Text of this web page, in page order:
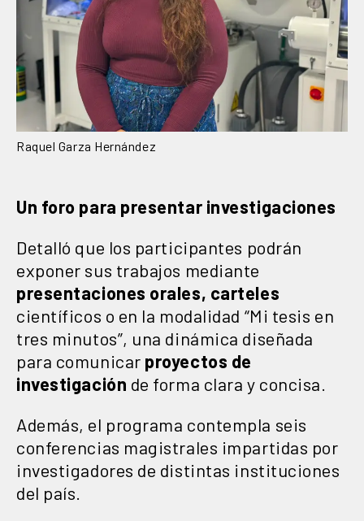
Raquel Garza Hernández
Un foro para presentar investigaciones
Detalló que los participantes podrán
exponer sus trabajos mediante
presentaciones orales, carteles
científicos o en la modalidad “Mi tesis en
tres minutos”, una dinámica diseñada
para comunicar proyectos de
investigación de forma clara y concisa.
Además, el programa contempla seis
conferencias magistrales impartidas por
investigadores de distintas instituciones
del país.